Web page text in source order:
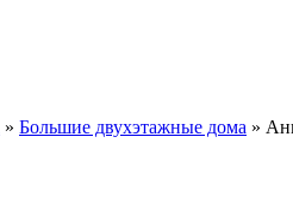
» Большие двухэтажные дома »